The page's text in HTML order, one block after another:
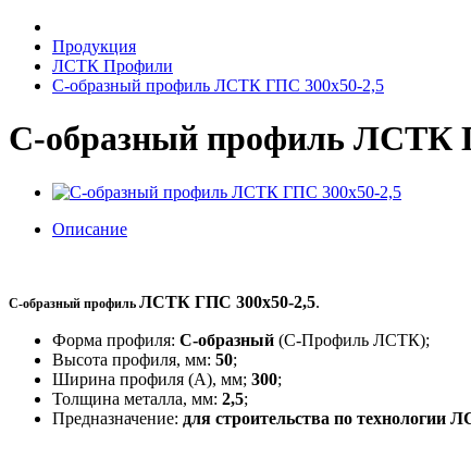
Продукция
ЛСТК Профили
С-образный профиль ЛСТК ГПС 300x50-2,5
С-образный профиль ЛСТК
Описание
С-образный профиль ЛСТК ГПС 300x50-2,5.
Форма профиля: С-образный (С-Профиль ЛСТК);
Высота профиля, мм: 50;
Ширина профиля (A), мм; 300;
Толщина металла, мм: 2,5;
Предназначение: для строительства по технологии